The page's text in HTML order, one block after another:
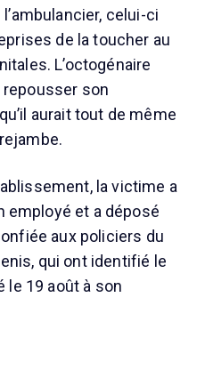
celui-ci
de la toucher au
L’octogénaire
repousser son
aurait tout de même
la victime a
employé et a déposé
aux policiers du
qui ont identifié le
le 19 août à son